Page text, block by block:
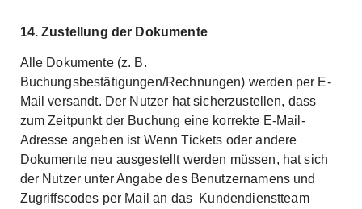
14. Zustellung der Dokumente
Alle Dokumente (z. B.
Buchungsbestätigungen/Rechnungen) werden per E-
Mail versandt. Der Nutzer hat sicherzustellen, dass
zum Zeitpunkt der Buchung eine korrekte E-Mail-
Adresse angeben ist Wenn Tickets oder andere
Dokumente neu ausgestellt werden müssen, hat sich
der Nutzer unter Angabe des Benutzernamens und
Zugriffscodes per Mail an das Kundendienstteam